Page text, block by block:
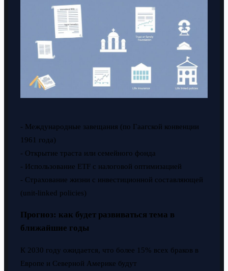
- Международные завещания (по Гаагской конвенции
1961 года)
- Открытие траста или семейного фонда
- Использование ETF с налоговой оптимизацией
- Страхование жизни с инвестиционной составляющей
(unit-linked policies)
Прогноз: как будет развиваться тема в
ближайшие годы
К 2030 году ожидается, что более 15% всех браков в
Европе и Северной Америке будут